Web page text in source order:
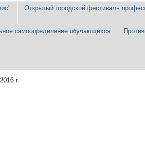
Открытый городской фестиваль
самоопределение обучающихся
г.